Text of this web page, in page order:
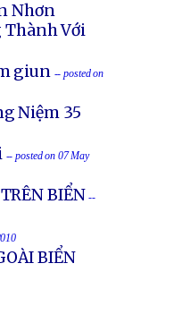
Nhơn
Thành Với
giun -- posted on
Niệm 35
-- posted on 07 May
BIỂN --
BIỂN